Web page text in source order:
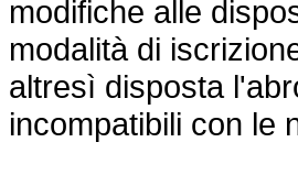
modifiche alle
modalità di
altresì disposta
incompatibili con le